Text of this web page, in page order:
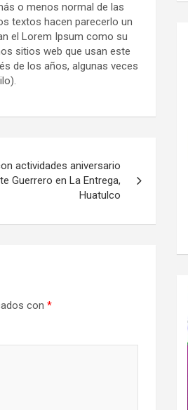
o menos normal de las
textos hacen parecerlo un
el Lorem Ipsum como su
sitios web que usan este
de los años, algunas veces
actividades aniversario
Guerrero en La Entrega,
Huatulco
con *